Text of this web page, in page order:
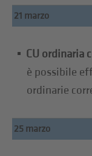
21 marzo
CU ordinaria
è possibile
ordinarie
25 marzo